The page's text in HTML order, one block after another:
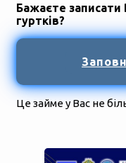
Бажаєте
гуртків?
Це займе у Вас не